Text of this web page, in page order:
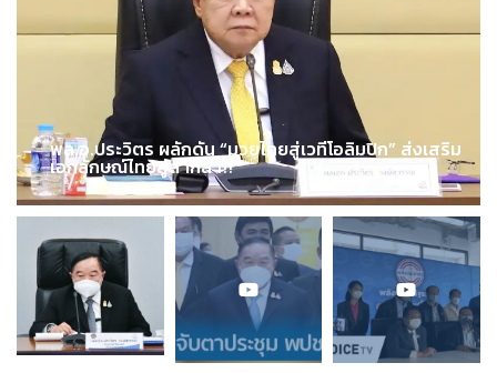
พล.อ.ประวิตร ผลักดัน “มวยไทยสู่เวทีโอลิมปิก” ส่งเสริม
เอกลักษณ์ไทยสู่สากล !!!